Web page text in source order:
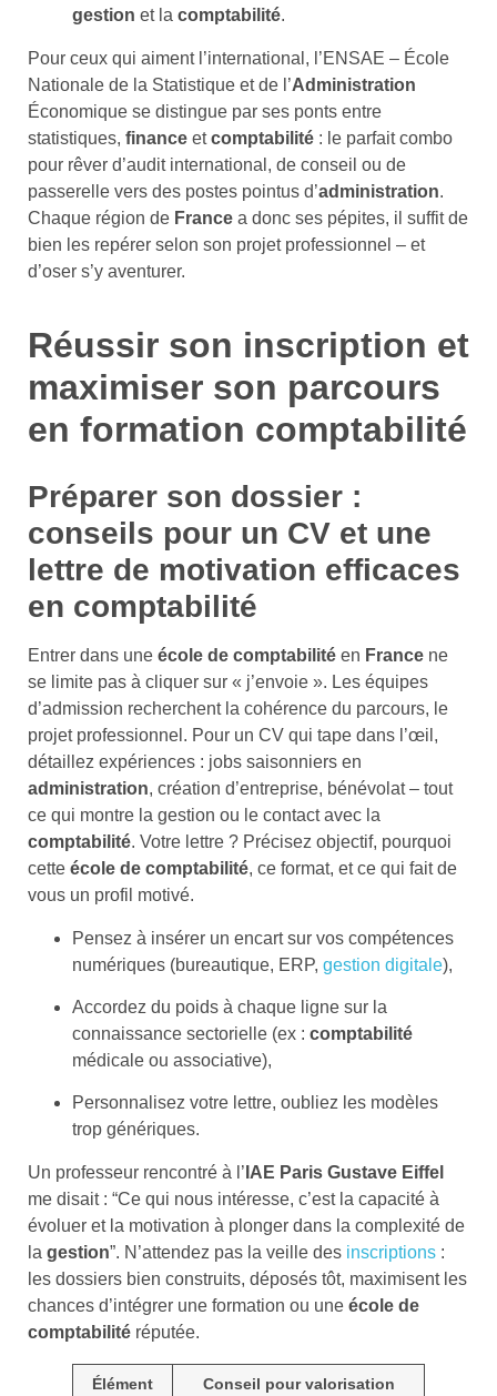
gestion et la comptabilité.
Pour ceux qui aiment l’international, l’ENSAE – École
Nationale de la Statistique et de l’Administration
Économique se distingue par ses ponts entre
statistiques, finance etcomptabilité : le parfait combo
pour rêver d’audit international, de conseil ou de
passerelle vers des postes pointus d’administration.
Chaque région de France a donc ses pépites, il suffit de
bien les repérer selon son projet professionnel – et
d’oser s’y aventurer.
Réussir son inscription et
maximiser son parcours
en formation comptabilité
Préparer son dossier :
conseils pour un CV et une
lettre de motivation efficaces
en comptabilité
Entrer dans une école de comptabilité en France ne
se limite pas à cliquer sur « j’envoie ». Les équipes
d’admission recherchent la cohérence du parcours, le
projet professionnel. Pour un CV qui tape dans l’œil,
détaillez expériences : jobs saisonniers en
administration, création d’entreprise, bénévolat – tout
ce qui montre la gestion ou le contact avec la
comptabilité. Votre lettre ? Précisez objectif, pourquoi
cette école de comptabilité, ce format, et ce qui fait de
vous un profil motivé.
Pensez à insérer un encart sur vos compétences
numériques (bureautique, ERP, gestion digitale),
Accordez du poids à chaque ligne sur la
connaissance sectorielle (ex : comptabilité
médicale ou associative),
Personnalisez votre lettre, oubliez les modèles
trop génériques.
Un professeur rencontré à l’ IAE Paris Gustave Eiffel
me disait : “Ce qui nous intéresse, c’est la capacité à
évoluer et la motivation à plonger dans la complexité de
la gestion”. N’attendez pas la veille des inscriptions :
les dossiers bien construits, déposés tôt, maximisent les
chances d’intégrer une formation ou une école de
comptabilité réputée.
Élément
Conseil pour valorisation